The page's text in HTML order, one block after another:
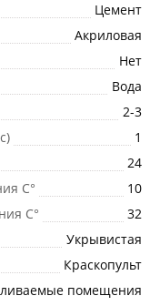
Цемент
Акриловая
Нет
Вода
2-3
1
24
C°
10
C°
32
Укрывистая
Краскопульт
помещения